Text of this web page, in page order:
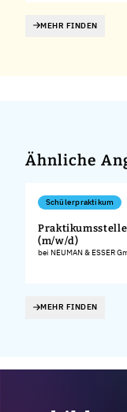
MEHR FINDEN
Ähnliche
Schülerpraktikum
(m/w/d)
bei NEUMAN & ESSER
MEHR FINDEN